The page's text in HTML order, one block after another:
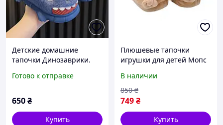
Детские домашние
тапочки Динозаврики.
детей размер 32 (20,5 см
Готово к отправке
650₴
Купить
Плюшевые тапочки
игрушки для детей Мопс
собачкой Размер 25-32
Бежевый (3113)
В наличии
749₴
850 ₴
Купить